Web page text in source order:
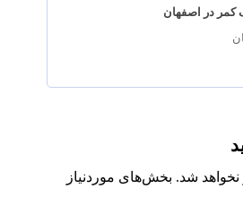
کمر در اصفهان
شد. بخش‌های موردنیاز